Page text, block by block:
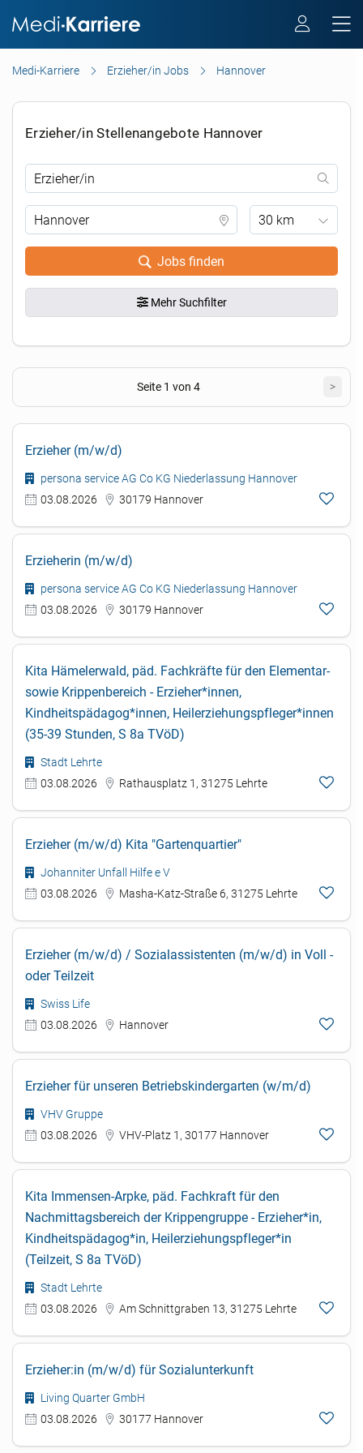
Medi-Karriere Erzieher/in Jobs Hannover
Erzieher/in Stellenangebote Hannover
30 km
Jobs finden
Mehr Suchfilter
Seite 1 von 4 >
Erzieher (m/w/d)
persona service AG Co KG Niederlassung Hannover
03.08.2026
30179 Hannover
Erzieherin (m/w/d)
persona service AG Co KG Niederlassung Hannover
03.08.2026
30179 Hannover
Kita Hämelerwald, päd. Fachkräfte für den Elementar-
sowie Krippenbereich - Erzieher*innen,
Kindheitspädagog*innen, Heilerziehungspfleger*innen
(35-39 Stunden, S 8a TVöD)
Stadt Lehrte
03.08.2026
Rathausplatz 1, 31275 Lehrte
Erzieher (m/w/d) Kita "Gartenquartier"
Johanniter Unfall Hilfe e V
03.08.2026
Masha-Katz-Straße 6, 31275 Lehrte
Erzieher (m/w/d) / Sozialassistenten (m/w/d) in Voll -
oder Teilzeit
Swiss Life
03.08.2026
Hannover
Erzieher für unseren Betriebskindergarten (w/m/d)
VHV Gruppe
03.08.2026
VHV-Platz 1, 30177 Hannover
Kita Immensen-Arpke, päd. Fachkraft für den
Nachmittagsbereich der Krippengruppe - Erzieher*in,
Kindheitspädagog*in, Heilerziehungspfleger*in
(Teilzeit, S 8a TVöD)
Stadt Lehrte
03.08.2026
Am Schnittgraben 13, 31275 Lehrte
Erzieher:in (m/w/d) für Sozialunterkunft
Living Quarter GmbH
03.08.2026
30177 Hannover